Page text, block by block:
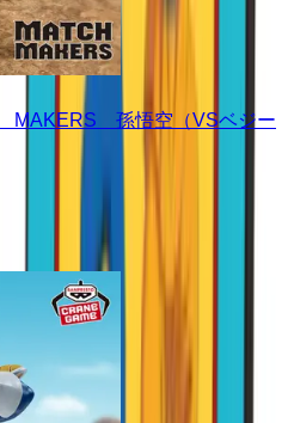
MAKERS 孫悟空（VSベジー